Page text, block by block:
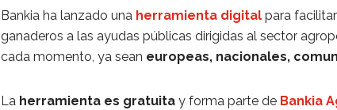
Bankia ha lanzado una herramienta digital para
ganaderos a las ayudas públicas dirigidas al sector
cada momento, ya sean europeas, nacionales,
La herramienta es gratuita y forma parte de Bankia